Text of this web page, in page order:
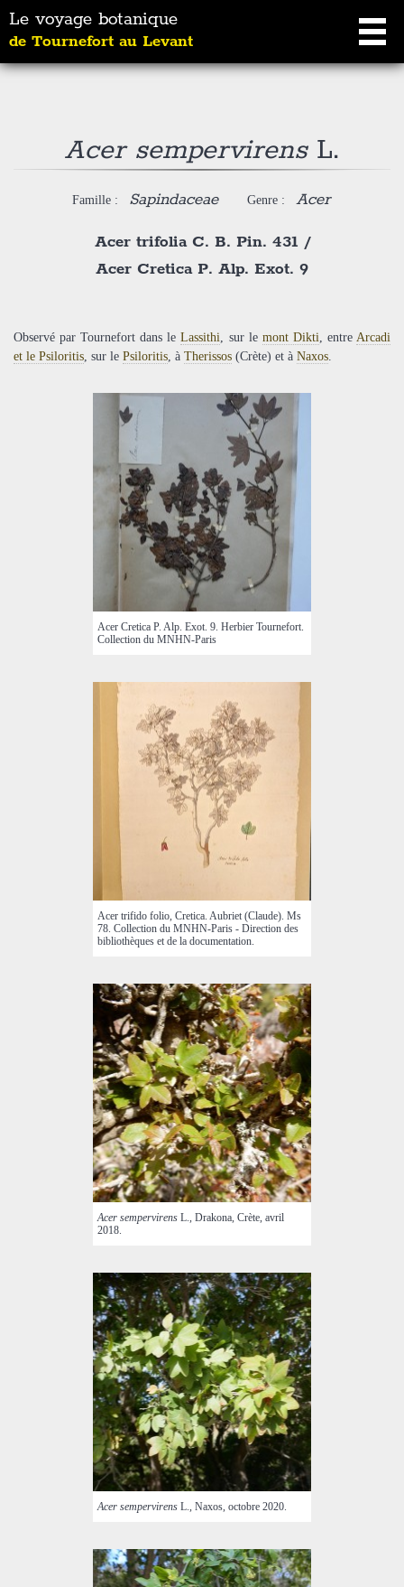
Le voyage botanique
de Tournefort au Levant
Acer sempervirensL.
Famille : Sapindaceae Genre : Acer
Acer trifolia C. B. Pin. 431 /
Acer Cretica P. Alp. Exot. 9
Observé par Tournefort dans leLassithi, sur le mont Dikti, entreArcadi
et le Psiloritis, sur le Psiloritis, à Therissos (Crète) et à Naxos.
Acer Cretica P. Alp. Exot. 9. Herbier Tournefort.
Collection du MNHN-Paris
Acer trifido folio, Cretica. Aubriet (Claude). Ms
78. Collection du MNHN-Paris - Direction des
bibliothèques et de la documentation.
Acer sempervirens L., Drakona, Crète, avril
2018.
Acer sempervirens L., Naxos, octobre 2020.